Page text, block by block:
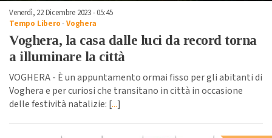
Venerdì, 22 Dicembre 2023 - 05:45
Tempo Libero-Voghera
Voghera, la casa dalle luci da record torna
a illuminare la città
VOGHERA - È un appuntamento ormai fisso per gli abitanti di
Voghera e per curiosi che transitano in città in occasione
delle festività natalizie: [...]